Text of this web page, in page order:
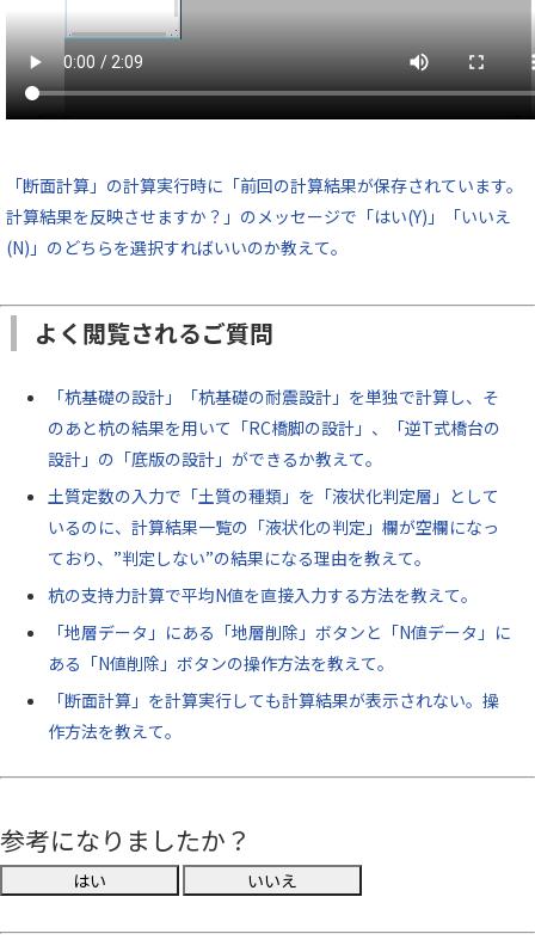
「断面計算」の計算実行時に「前回の計算結果が保存されています。
計算結果を反映させますか？」のメッセージで「はい(Y)」「いいえ
(N)」のどちらを選択すればいいのか教えて。
よく閲覧されるご質問
「杭基礎の設計」「杭基礎の耐震設計」を単独で計算し、そ
のあと杭の結果を用いて「RC橋脚の設計」、「逆T式橋台の
設計」の「底版の設計」ができるか教えて。
土質定数の入力で「土質の種類」を「液状化判定層」として
いるのに、計算結果一覧の「液状化の判定」欄が空欄になっ
ており、”判定しない”の結果になる理由を教えて。
杭の支持力計算で平均N値を直接入力する方法を教えて。
「地層データ」にある「地層削除」ボタンと「N値データ」に
ある「N値削除」ボタンの操作方法を教えて。
「断面計算」を計算実行しても計算結果が表示されない。操
作方法を教えて。
参考になりましたか？